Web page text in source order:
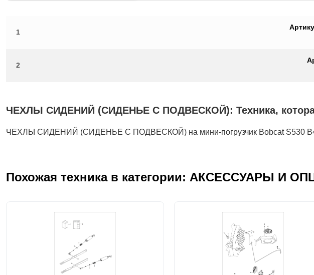
1
2
ЧЕХЛЫ СИДЕНИЙ (СИДЕНЬЕ С ПОДВЕСКОЙ): Техника, которая
ЧЕХЛЫ СИДЕНИЙ (СИДЕНЬЕ С ПОДВЕСКОЙ) на мини-погрузчик Bobcat S530
Похожая техника в категории: АКСЕСCУАРЫ И